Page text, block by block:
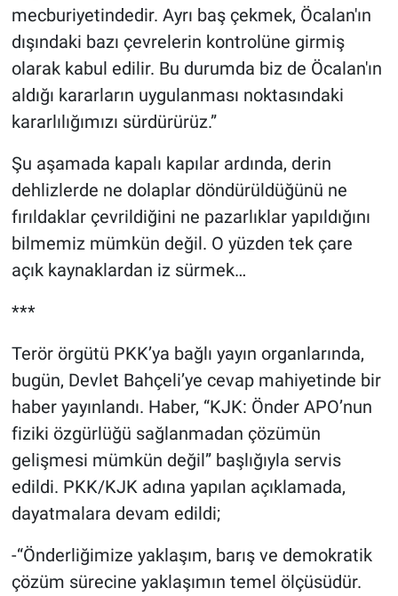
mecburiyetindedir. Ayrı baş çekmek, Öcalan'ın
dışındaki bazı çevrelerin kontrolüne girmiş
olarak kabul edilir. Bu durumda biz de Öcalan'ın
aldığı kararların uygulanması noktasındaki
kararlılığımızı sürdürürüz.”
Şu aşamada kapalı kapılar ardında, derin
dehlizlerde ne dolaplar döndürüldüğünü ne
fırıldaklar çevrildiğini ne pazarlıklar yapıldığını
bilmemiz mümkün değil. O yüzden tek çare
açık kaynaklardan iz sürmek…
***
Terör örgütü PKK’ya bağlı yayın organlarında,
bugün, Devlet Bahçeli’ye cevap mahiyetinde bir
haber yayınlandı. Haber, “KJK: Önder APO’nun
fiziki özgürlüğü sağlanmadan çözümün
gelişmesi mümkün değil” başlığıyla servis
edildi. PKK/KJK adına yapılan açıklamada,
dayatmalara devam edildi;
-“Önderliğimize yaklaşım, barış ve demokratik
çözüm sürecine yaklaşımın temel ölçüsüdür.